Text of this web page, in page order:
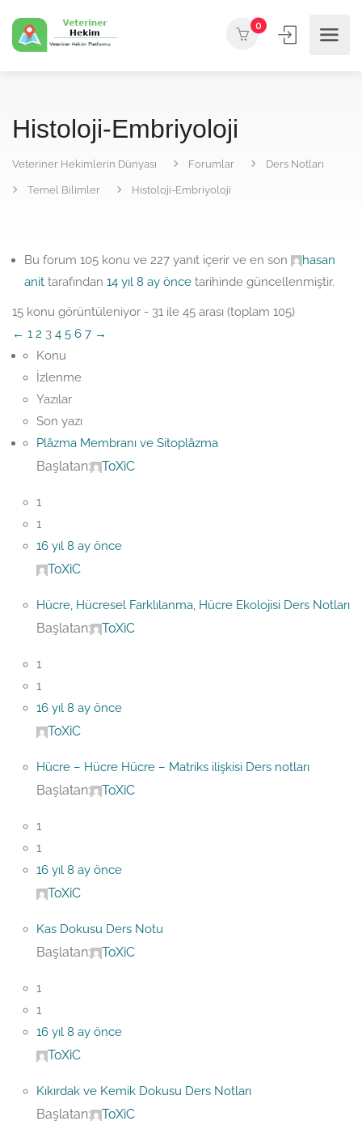
0
Histoloji-Embriyoloji
Veteriner Hekimlerin Dünyası Forumlar Ders Notları
Temel Bilimler Histoloji-Embriyoloji
Bu forum 105 konu ve 227 yanıt içerir ve en son
hasan
anit tarafından 14 yıl 8 ay önce tarihinde güncellenmiştir.
15 konu görüntüleniyor - 31 ile 45 arası (toplam 105)
← 1 2 3 4 5 6 7 →
Konu
İzlenme
Yazılar
Son yazı
Plâzma Membranı ve Sitoplâzma
Başlatan: ToXiC
1
1
16 yıl 8 ay önce
ToXiC
Hücre, Hücresel Farklılanma, Hücre Ekolojisi Ders Notları
Başlatan: ToXiC
1
1
16 yıl 8 ay önce
ToXiC
Hücre – Hücre Hücre – Matriks ilişkisi Ders notları
Başlatan: ToXiC
1
1
16 yıl 8 ay önce
ToXiC
Kas Dokusu Ders Notu
Başlatan: ToXiC
1
1
16 yıl 8 ay önce
ToXiC
Kıkırdak ve Kemik Dokusu Ders Notları
Başlatan: ToXiC